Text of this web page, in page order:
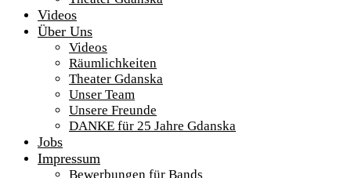
Videos
Über Uns
Videos
Räumlichkeiten
Theater Gdanska
Unser Team
Unsere Freunde
DANKE für 25 Jahre Gdanska
Jobs
Impressum
Bewerbungen für Bands